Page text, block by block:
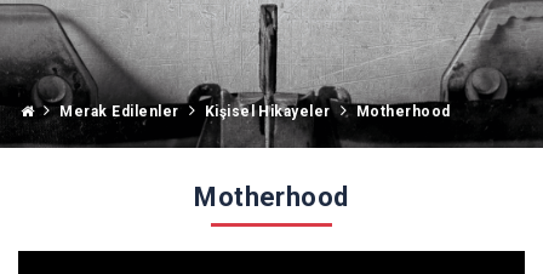
Merak Edilenler Kişisel Hikayeler Motherhood
Motherhood